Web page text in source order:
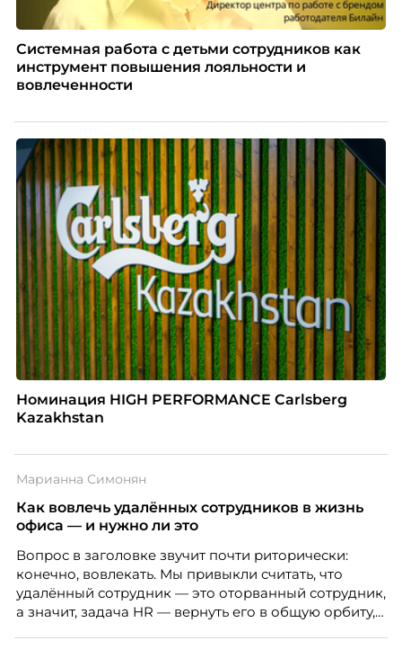
Системная работа с детьми сотрудников как
инструмент повышения лояльности и
вовлеченности
Номинация HIGH PERFORMANCE Carlsberg
Kazakhstan
Марианна Симонян
Как вовлечь удалённых сотрудников в жизнь
офиса — и нужно ли это
Вопрос в заголовке звучит почти риторически:
конечно, вовлекать. Мы привыкли считать, что
удалённый сотрудник — это оторванный сотрудник,
а значит, задача HR — вернуть его в общую орбиту,